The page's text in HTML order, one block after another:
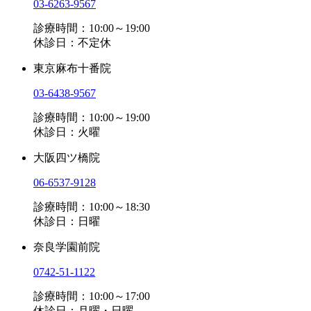
03-6263-9567
診療時間：10:00～19:00
休診日：不定休
東京麻布十番院
03-6438-9567
診療時間：10:00～19:00
休診日：火曜
大阪四ツ橋院
06-6537-9128
診療時間：10:00～18:30
休診日：日曜
奈良学園前院
0742-51-1122
診療時間：10:00～17:00